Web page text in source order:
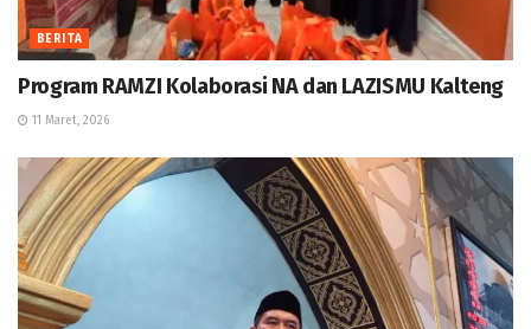
BERITA
Program RAMZI Kolaborasi NA dan LAZISMU Kalteng
11 Maret, 2026